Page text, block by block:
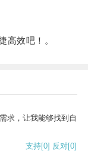
效吧！。
求，让我能够找到自
支持[0] 反对[0]